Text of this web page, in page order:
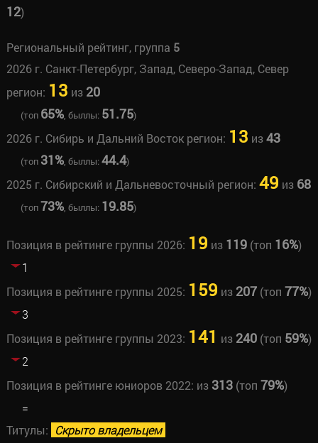
12)
Региональный рейтинг, группа 5
2026 г. Санкт-Петербург, Запад, Северо-Запад, Север
регион: 13 из 20
(топ 65%, быллы: 51.75)
2026 г. Сибирь и Дальний Восток регион: 13 из43
(топ 31%, быллы:44.4)
2025 г. Сибирский и Дальневосточный регион: 49 из 68
(топ73%, быллы: 19.85)
Позиция в рейтинге группы 2026: 19 из 119(топ 16%)
1
Позиция в рейтинге группы 2025: 159 из 207(топ 77%)
3
Позиция в рейтинге группы 2023: 141 из 240(топ 59%)
2
Позиция в рейтинге юниоров 2022: из 313(топ 79%)
=
Титулы: Скрыто владельцем